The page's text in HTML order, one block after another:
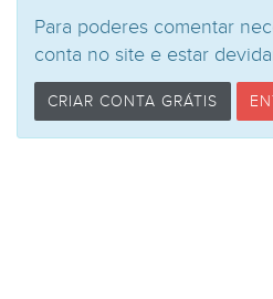
Para poderes comentar
conta no site e estar
CRIAR CONTA GRÁTIS